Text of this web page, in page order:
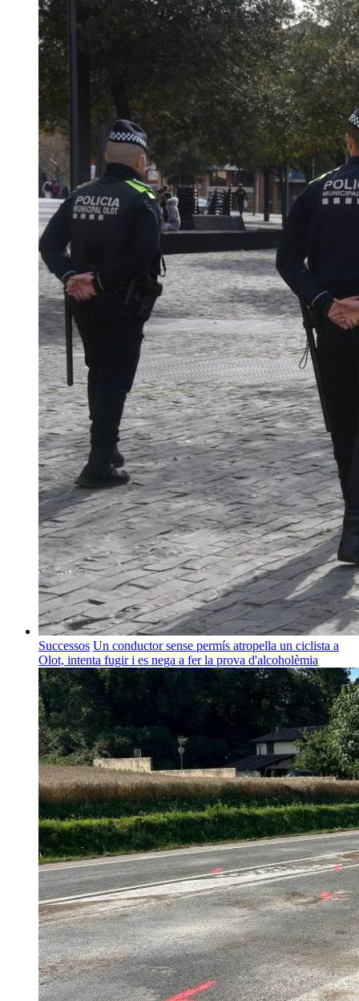
Successos Un conductor sense permís atropella un ciclista a
Olot, intenta fugir i es nega a fer la prova d'alcoholèmia